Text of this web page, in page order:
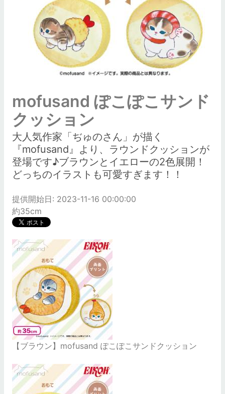
mofusand ぽこぽこサンド
クッション
大人気作家「ぢゅのさん」が描く
『mofusand』より、ラウンドクッションが
登場です♪ブラウンとイエローの2色展開！
どっちのイラストも可愛すぎます！！
提供開始日: 2023-11-16 00:00:00
約35cm
【ブラウン】mofusand ぽこぽこサンドクッション